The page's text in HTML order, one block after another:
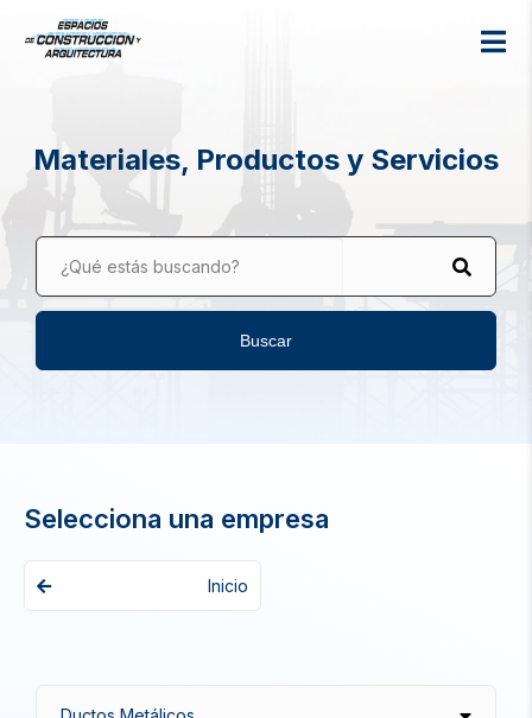
Materiales, Productos y Servicios
¿Qué estás buscando?
Buscar
Selecciona una empresa
Inicio